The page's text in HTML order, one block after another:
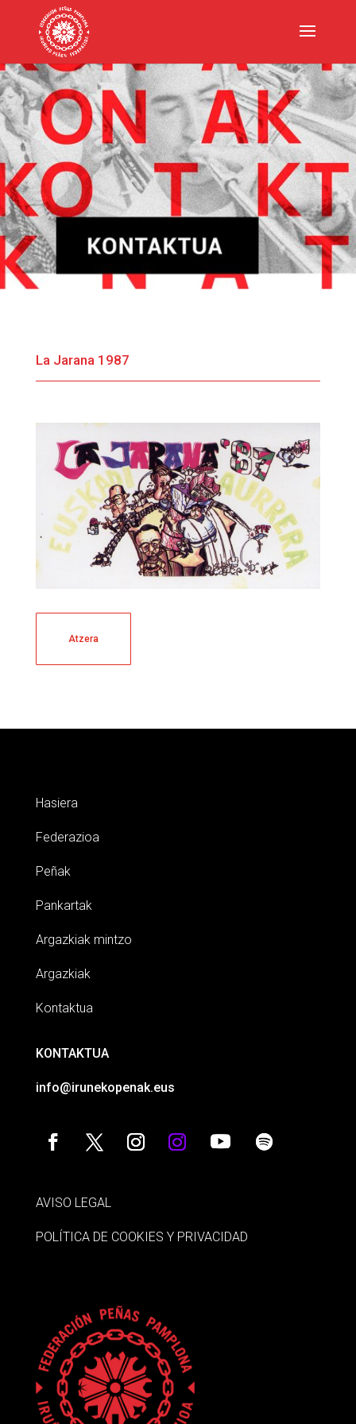
La Jarana 1987
Atzera
Hasiera
Federazioa
Peñak
Pankartak
Argazkiak mintzo
Argazkiak
Kontaktua
KONTAKTUA
info@irunekopenak.eus
AVISO LEGAL
POLÍTICA DE COOKIES Y PRIVACIDAD